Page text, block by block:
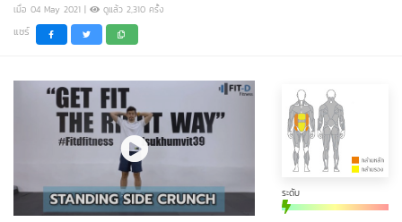
เมื่อ 04 May 2021 | ดูแล้ว 2,310 ครั้ง
แชร์
ระดับ